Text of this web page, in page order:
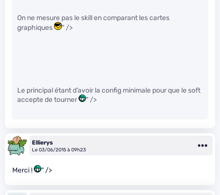
On ne mesure pas le skill en comparant les cartes
graphiques
" />
Le principal étant d’avoir la config minimale pour que le soft
accepte de tourner
" />
Ellierys
Le 03/06/2015 à 09h23
Merci ! " />